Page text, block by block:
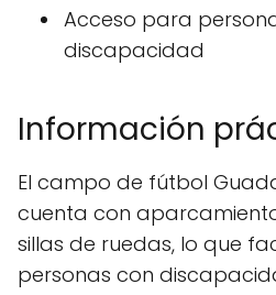
Acceso para
discapacidad
Información
El campo de fútbol
cuenta con
sillas de ruedas, lo que
personas con